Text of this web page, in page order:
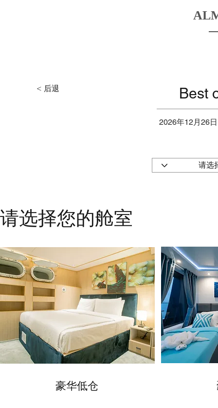
< 后退 Best
2026年12月26日
请选择您的舱室
​豪华低仓